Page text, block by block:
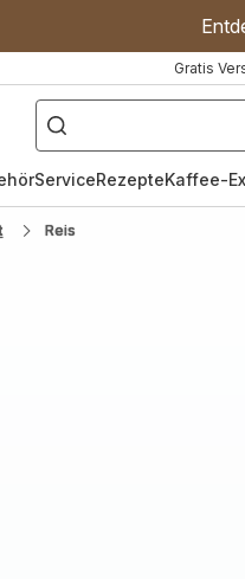
Gratis
ServiceRezepteKaffee-
Reis